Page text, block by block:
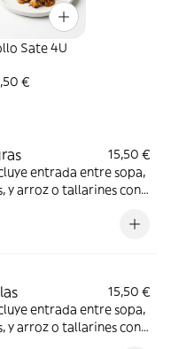
Sate 4U
€
15,50 €
entrada entre sopa,
y arroz o tallarines con
15,50 €
entrada entre sopa,
y arroz o tallarines con